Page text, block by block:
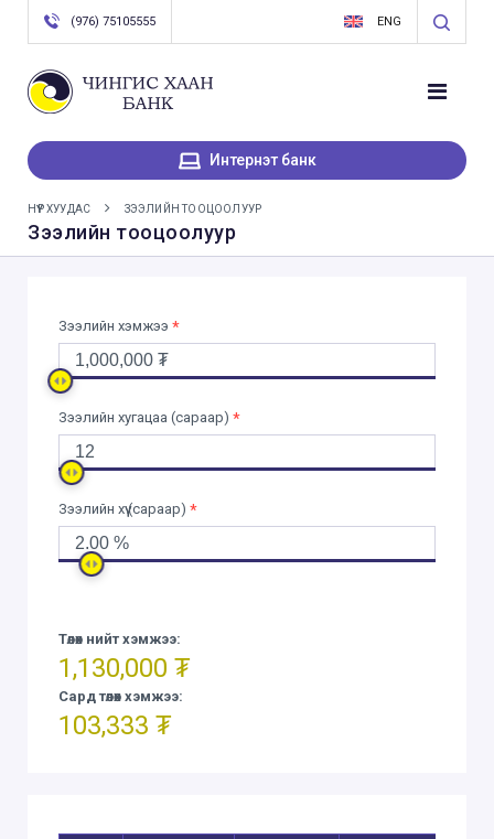
ENG
(976) 75105555
Интернэт банк
НҮҮР ХУУДАС ЗЭЭЛИЙН ТООЦООЛУУР
Зээлийн тооцоолуур
Зээлийн хэмжээ *
Зээлийн хугацаа (сараар) *
Зээлийн хүү (сараар) *
Төлөх нийт хэмжээ:
1,130,000 ₮
Сард төлөх хэмжээ:
103,333 ₮